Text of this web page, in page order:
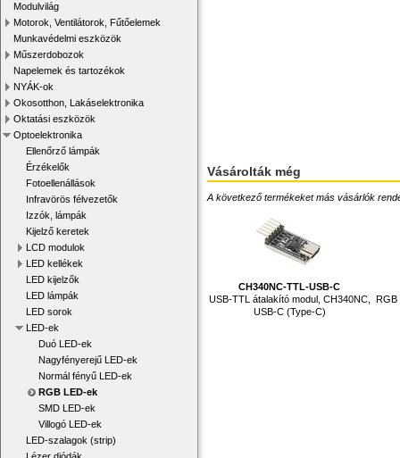
Modulvilág
Motorok, Ventilátorok, Fűtőelemek
Munkavédelmi eszközök
Műszerdobozok
Napelemek és tartozékok
NYÁK-ok
Okosotthon, Lakáselektronika
Oktatási eszközök
Optoelektronika
Ellenőrző lámpák
Érzékelők
Fotoellenállások
Infravörös félvezetők
Izzók, lámpák
Kijelző keretek
LCD modulok
LED kellékek
LED kijelzők
LED lámpák
LED sorok
LED-ek
Duó LED-ek
Nagyfényerejű LED-ek
Normál fényű LED-ek
RGB LED-ek
SMD LED-ek
Villogó LED-ek
LED-szalagok (strip)
Vásárolták még
A következő termékeket más vásárlók
CH340NC-TTL-USB-C
USB-TTL átalakító modul, CH340NC,
USB-C (Type-C)